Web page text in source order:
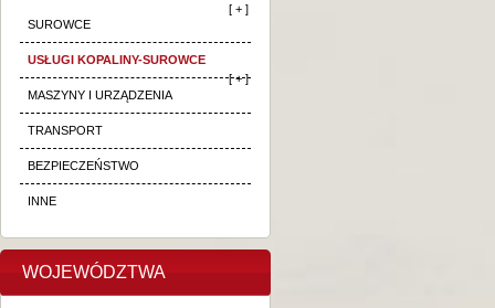
SUROWCE
[ + ]
USŁUGI KOPALINY-SUROWCE
[ + ]
MASZYNY I URZĄDZENIA
TRANSPORT
BEZPIECZEŃSTWO
INNE
WOJEWÓDZTWA